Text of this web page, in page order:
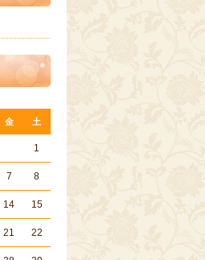
金 土
1
7 8
14 15
21 22